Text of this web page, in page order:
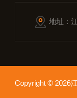
地址：
Copyright © 2026